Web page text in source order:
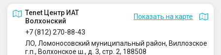
Tenet Центр ИАТ
Волхонский
Показать на карте
+7 (812) 270-88-43
ЛО, Ломоносовский муниципальный район, Виллозское
г.п., Волхонское ш., д. 3, стр. 2, 188508